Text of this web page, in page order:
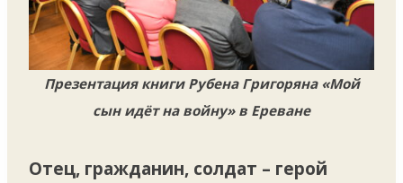
Презентация книги Рубена Григоряна «Мой
сын идёт на войну» в Ереване
Отец, гражданин, солдат – герой